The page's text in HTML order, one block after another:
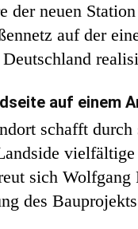
der neuen
auf der
auf einem
schafft
sich Wolfgang
des